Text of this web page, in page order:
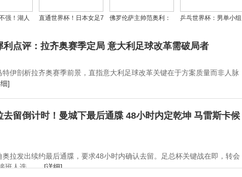
强！湖人
直通世界杯！日本女足7
轰24球 半决赛将战韩国
佛罗伦萨主帅范奥利：
严，基恩缺阵或成变数
乒乓世界杯：男单小组
级无忧，雨果卫冕之路
利点评：拉齐奥赛季定局 意大利足球改革需破局者
特伊剖析拉齐奥赛季前景，直指意大利足球改革关键在于方案质量而非人脉
]
去留倒计时！曼城下最后通牒 48小时内定乾坤 马雷斯卡候
奥拉发出续约最后通牒，要求48小时内确认去留。足总杯关键战在即，转会
班人选。 ...[详细]